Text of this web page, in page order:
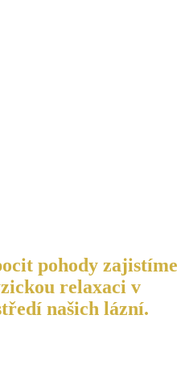
pohody zajistíme
relaxaci v
našich lázní.